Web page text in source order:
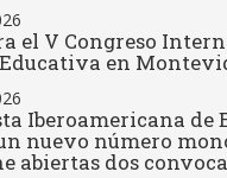
el V Congreso
en
Iberoamericana de
nuevo número
abiertas dos